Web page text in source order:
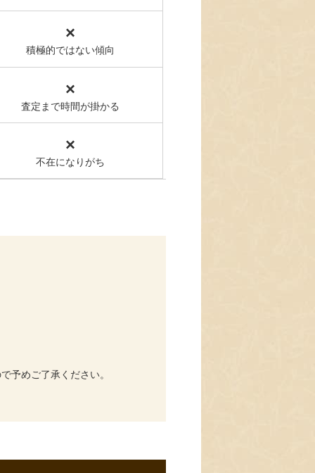
×
積極的ではない傾向
×
査定まで時間が掛かる
×
不在になりがち
予めご了承ください。